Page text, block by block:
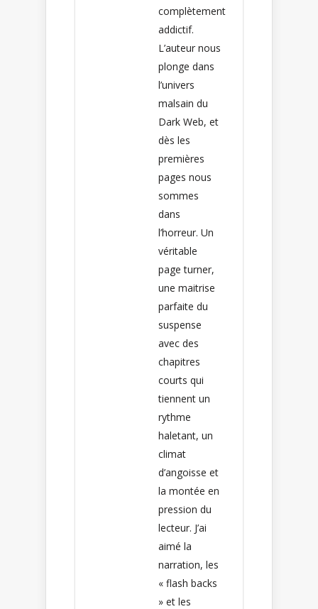
complètement
addictif.
L’auteur nous
plonge dans
l’univers
malsain du
Dark Web, et
dès les
premières
pages nous
sommes
dans
l’horreur. Un
véritable
page turner,
une maitrise
parfaite du
suspense
avec des
chapitres
courts qui
tiennent un
rythme
haletant, un
climat
d’angoisse et
la montée en
pression du
lecteur. J’ai
aimé la
narration, les
« flash backs
» et les